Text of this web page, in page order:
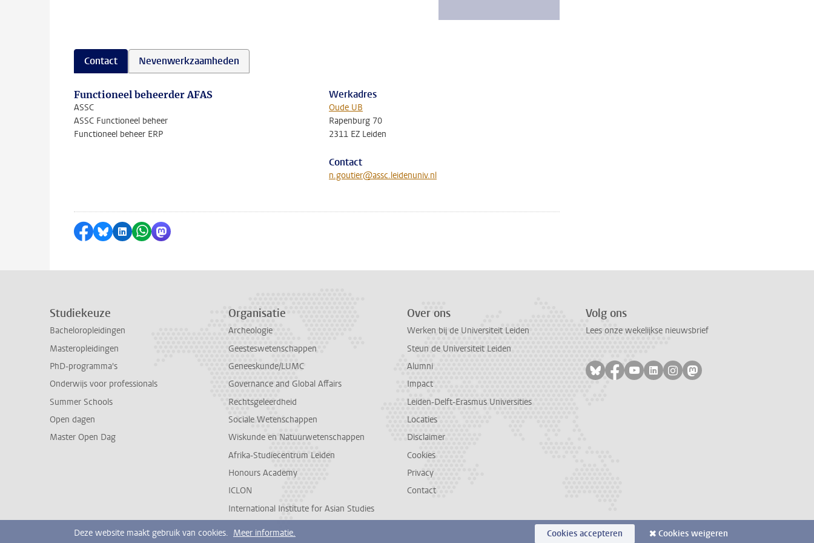
Contact Nevenwerkzaamheden
Functioneel beheerder AFAS
ASSC
ASSC Functioneel beheer
Functioneel beheer ERP
Werkadres
Oude UB
Rapenburg 70
2311 EZ Leiden
Contact
n.goutier@assc.leidenuniv.nl
Delen op Facebook
Delen via Bluesky
Delen op LinkedIn
Delen via WhatsApp
Delen via Mastodon
Studiekeuze
Bacheloropleidingen
Masteropleidingen
PhD-programma's
Onderwijs voor professionals
Summer Schools
Open dagen
Master Open Dag
Organisatie
Archeologie
Geesteswetenschappen
Geneeskunde/LUMC
Governance and Global Affairs
Rechtsgeleerdheid
Sociale Wetenschappen
Wiskunde en Natuurwetenschappen
Afrika-Studiecentrum Leiden
Honours Academy
ICLON
International Institute for Asian Studies
Over ons
Werken bij de Universiteit Leiden
Steun de Universiteit Leiden
Alumni
Impact
Leiden-Delft-Erasmus Universities
Locaties
Disclaimer
Cookies
Privacy
Contact
Volg ons
Lees onze wekelijkse nieuwsbrief
Volg ons op bluesky
Volg ons op facebook
Volg ons op youtube
Volg ons op linkedin
Volg ons op instagram
Volg ons op mastodon
Deze website maakt gebruik van cookies. Meer informatie. Cookies accepteren Cookies weigeren